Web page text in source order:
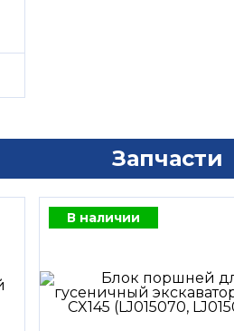
Запчасти
В наличии